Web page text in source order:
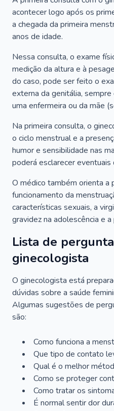
acontecer logo após os
a chegada da primeira
anos de idade.
Nessa consulta, o exame
medição da altura e à
do caso, pode ser feito o
externa da genitália,
uma enfermeira ou da mãe
Na primeira consulta, o
o ciclo menstrual e a
humor e sensibilidade nas
poderá esclarecer eventuais
O médico também orienta a
funcionamento da
características sexuais, a
gravidez na adolescência e
Lista de
ginecologista
O ginecologista está
dúvidas sobre a saúde
Algumas sugestões de
são:
Como funciona a
Que tipo de contato
Qual é o melhor
Como se proteger
Como tratar os
É normal sentir dor